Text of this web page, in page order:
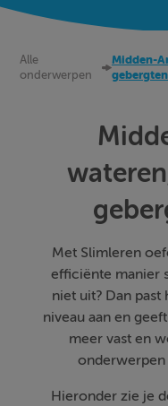
Alle
onderwerpen
Midden-
Met Slimleren
efficiënte manier
niet uit? Dan
niveau aan en
meer vast en
onderwerpen
Hieronder zie je